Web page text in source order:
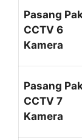
Pasang
CCTV 6
Kamera
Pasang
CCTV 7
Kamera